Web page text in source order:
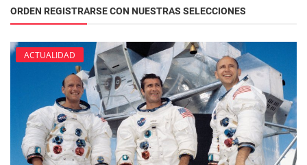
ORDEN REGISTRARSE CON NUESTRAS SELECCIONES
ACTUALIDAD